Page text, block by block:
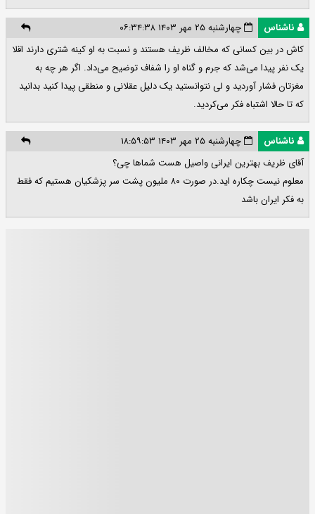
ناشناس
چهارشنبه ۲۵ مهر ۱۴۰۳ ۰۶:۳۴:۳۸
کاش در بین کسانی که مخالف ظریف هستند و نسبت به او کینه شتری دارند اقلا
یک نفر پیدا می‌شد که جرم و گناه او را شفاف توضیح می‌داد. اگر هر چه به
مغزتان فشار آوردید و لی نتوانستید یک دلیل عقلانی و منطقی پیدا کنید بدانید
که تا حالا اشتباه فکر می‌کردید.
ناشناس
چهارشنبه ۲۵ مهر ۱۴۰۳ ۱۸:۵۹:۵۳
آقای ظریف بهترین ایرانی واصیل هست شماها چی؟
معلوم نیست چکاره اید.در صورت ۸۰ ملیون پشت سر پزشکیان هستیم که فقط
به فکر ایران باشد